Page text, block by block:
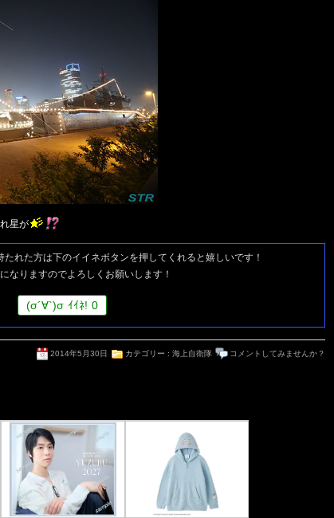
星が
たれた方は下のイイネボタンを押してくれると嬉しいです！
なりますのでよろしくお願いします！
(σ´∀`)σ ｲｲﾈ! 0
2014年5月30日 カテゴリー : 海上自衛隊 コメントしてみませんか？